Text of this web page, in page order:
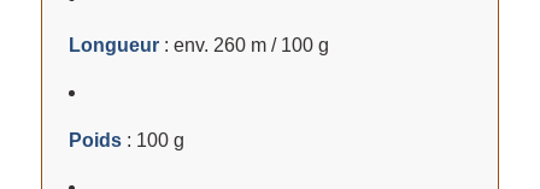
Longueur: env. 260 m / 100 g
Poids: 100 g